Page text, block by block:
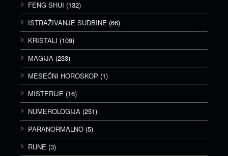
FENG SHUI (132)
ISTRAŽIVANJE SUDBINE (66)
KRISTALI (109)
MAGIJA (233)
MESEČNI HOROSKOP (1)
MISTERIJE (16)
NUMEROLOGIJA (251)
PARANORMALNO (5)
RUNE (3)